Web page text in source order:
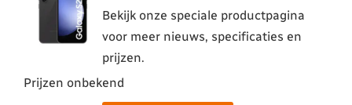
Bekijk onze speciale productpagina
voor meer nieuws, specificaties en
prijzen.
Prijzen onbekend